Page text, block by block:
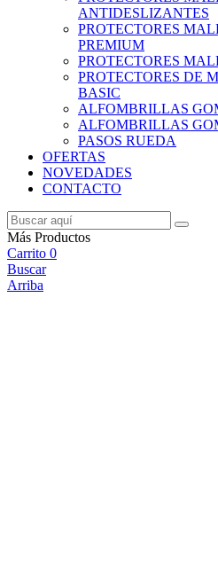
ANTIDESLIZANTES
PROTECTORES
PREMIUM
PROTECTORES
PROTECTORES DE
BASIC
ALFOMBRILLAS
ALFOMBRILLAS
PASOS RUEDA
OFERTAS
NOVEDADES
CONTACTO
Más Productos
Carrito 0
Buscar
Arriba